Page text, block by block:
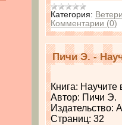
Категория:
Комментарии (0)
Пичи Э. -
Книга: Научите
Автор: Пичи Э.
Издательство:
Страниц: 32